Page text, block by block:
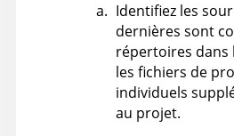
Identifiez les
dernières sont
répertoires dans
les fichiers de
individuels
au projet.